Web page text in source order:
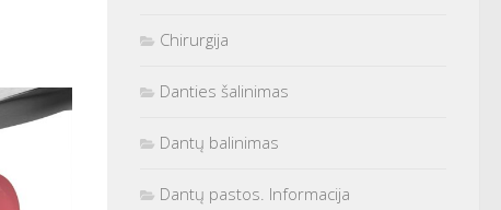
Chirurgija
Danties šalinimas
Dantų balinimas
Dantų pastos. Informacija